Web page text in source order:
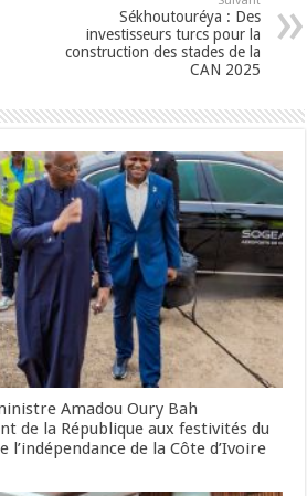
Sékhoutouréya : Des
investisseurs turcs pour la
construction des stades de la
CAN 2025
Amadou Oury Bah
de la République aux festivités du
l’indépendance de la Côte d’Ivoire